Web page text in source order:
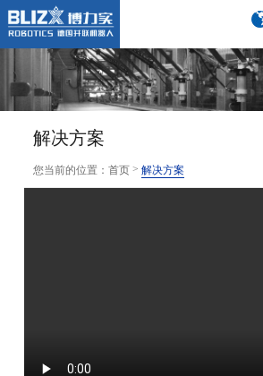
解决方案
您当前的位置：首页 >解决方案